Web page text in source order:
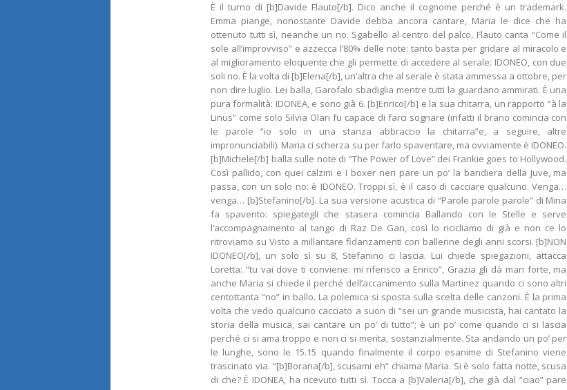
È il turno di [b]Davide Flauto[/b]. Dico anche il cognome perché è un trademark.
Emma piange, nonostante Davide debba ancora cantare, Maria le dice che ha
ottenuto tutti sì, neanche un no. Sgabello al centro del palco, Flauto canta “Come il
sole all’improvviso” e azzecca l’80% delle note: tanto basta per gridare al miracolo e
al miglioramento eloquente che gli permette di accedere al serale: IDONEO, con due
soli no. È la volta di [b]Elena[/b], un’altra che al serale è stata ammessa a ottobre, per
non dire luglio. Lei balla, Garofalo sbadiglia mentre tutti la guardano ammirati. È una
pura formalità: IDONEA, e sono già 6. [b]Enrico[/b] e la sua chitarra, un rapporto “à la
Linus” come solo Silvia Olari fu capace di farci sognare (infatti il brano comincia con
le parole “io solo in una stanza abbraccio la chitarra”e, a seguire, altre
impronunciabili). Maria ci scherza su per farlo spaventare, ma ovviamente è IDONEO.
[b]Michele[/b] balla sulle note di “The Power of Love” dei Frankie goes to Hollywood.
Così pallido, con quei calzini e I boxer neri pare un po’ la bandiera della Juve, ma
passa, con un solo no: è IDONEO. Troppi sì, è il caso di cacciare qualcuno. Venga…
venga… [b]Stefanino[/b]. La sua versione acustica di “Parole parole parole” di Mina
fa spavento: spiegategli che stasera comincia Ballando con le Stelle e serve
l’accompagnamento al tango di Raz De Gan, così lo ricicliamo di già e non ce lo
ritroviamo su Visto a millantare fidanzamenti con ballerine degli anni scorsi. [b]NON
IDONEO[/b], un solo sì su 8, Stefanino ci lascia. Lui chiede spiegazioni, attacca
Loretta: “tu vai dove ti conviene: mi riferisco a Enrico”, Grazia gli dà man forte, ma
anche Maria si chiede il perché dell’accanimento sulla Martinez quando ci sono altri
centottanta “no” in ballo. La polemica si sposta sulla scelta delle canzoni. È la prima
volta che vedo qualcuno cacciato a suon di “sei un grande musicista, hai cantato la
storia della musica, sai cantare un po’ di tutto”; è un po’ come quando ci si lascia
perché ci si ama troppo e non ci si merita, sostanzialmente. Sta andando un po’ per
le lunghe, sono le 15.15 quando finalmente il corpo esanime di Stefanino viene
trascinato via. “[b]Borana[/b], scusami eh” chiama Maria. Si è solo fatta notte, scusa
di che? È IDONEA, ha ricevuto tutti sì. Tocca a [b]Valeria[/b], che già dal “ciao” pare